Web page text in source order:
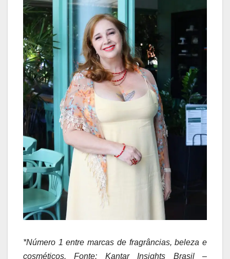
*Número 1 entre marcas de fragrâncias, beleza e
cosméticos. Fonte: Kantar Insights Brasil –